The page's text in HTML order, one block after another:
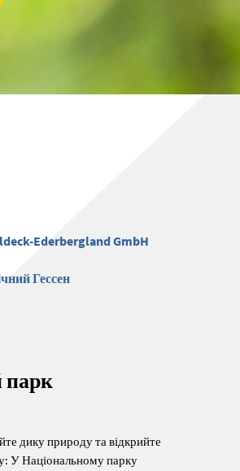
Ederbergland GmbH
Гессен
парк
дику природу та відкрийте
У Національному парку